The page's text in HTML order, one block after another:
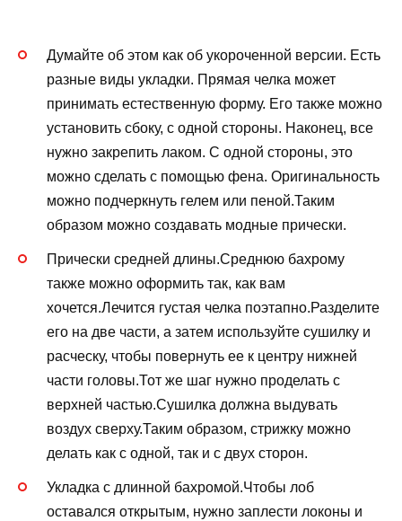
Думайте об этом как об укороченной версии. Есть
разные виды укладки. Прямая челка может
принимать естественную форму. Его также можно
установить сбоку, с одной стороны. Наконец, все
нужно закрепить лаком. С одной стороны, это
можно сделать с помощью фена. Оригинальность
можно подчеркнуть гелем или пеной.Таким
образом можно создавать модные прически.
Прически средней длины.Среднюю бахрому
также можно оформить так, как вам
хочется.Лечится густая челка поэтапно.Разделите
его на две части, а затем используйте сушилку и
расческу, чтобы повернуть ее к центру нижней
части головы.Тот же шаг нужно проделать с
верхней частью.Сушилка должна выдувать
воздух сверху.Таким образом, стрижку можно
делать как с одной, так и с двух сторон.
Укладка с длинной бахромой.Чтобы лоб
оставался открытым, нужно заплести локоны и